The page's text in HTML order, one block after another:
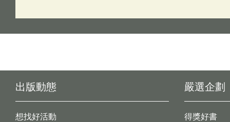
出版動態
想找好活動
嚴選企劃
得獎好書